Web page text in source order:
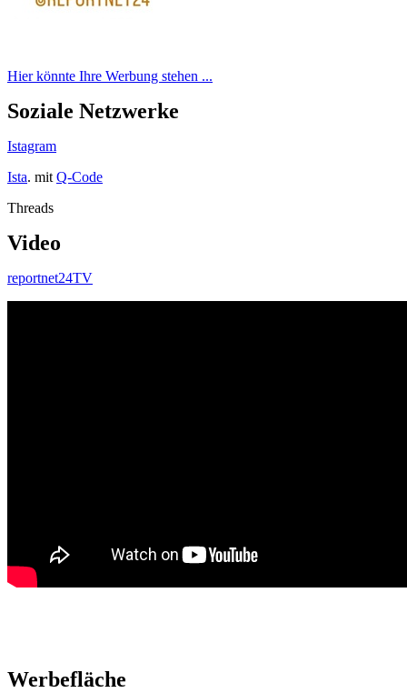
Hier könnte Ihre Werbung stehen ...
Soziale Netzwerke
Istagram
Ista. mit Q-Code
Threads
Video
reportnet24TV
Werbefläche